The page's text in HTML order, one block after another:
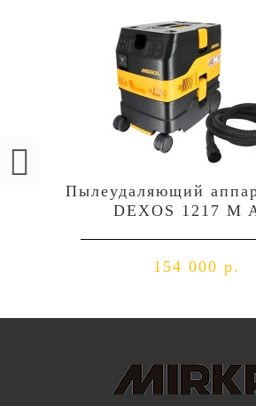
Пылеудаляющий
DEXOS 1217 M
154 000 р.